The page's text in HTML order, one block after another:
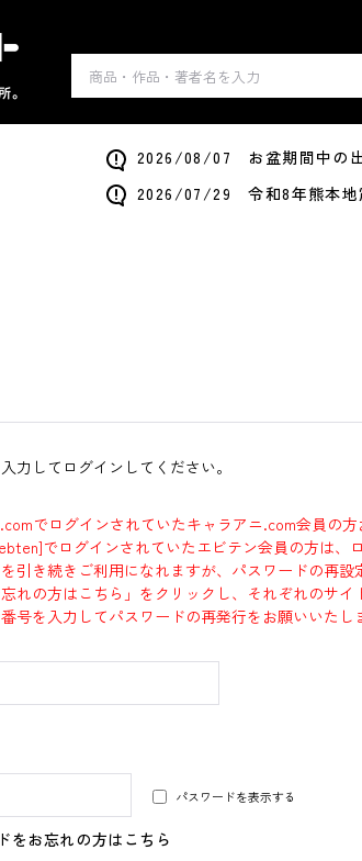
2026/08/07 お盆期間中の出
2026/07/29 令和8年熊本地
力してログインしてください。
でログインされていたキャラアニ.com会員の方
でログインされていたエビテン会員の方は、
引き続きご利用になれますが、パスワードの再設
れの方はこちら」をクリックし、それぞれのサイ
号を入力してパスワードの再発行をお願いいたし
パスワードを表示する
をお忘れの方はこちら